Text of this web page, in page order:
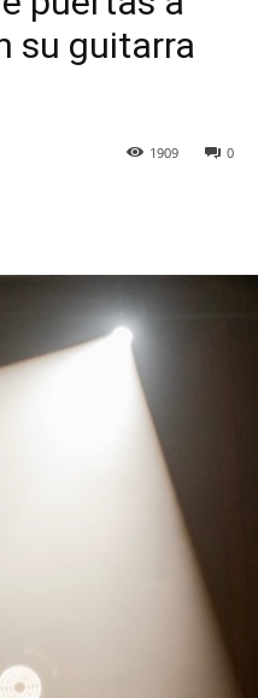
su guitarra
0
1909